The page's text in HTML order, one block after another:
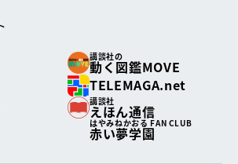
講談社の
動く図鑑MOVE
TELEMAGA.net
講談社
えほん通信
はやみねかおる FAN CLUB
赤い夢学園